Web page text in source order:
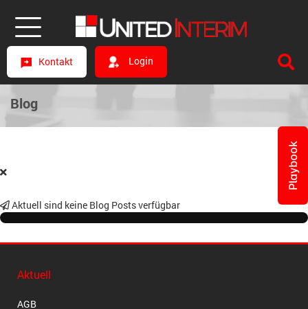
Kontakt Login
Blog
Aktuell sind keine Blog Posts verfügbar
Aktuell
AGB
Playbook